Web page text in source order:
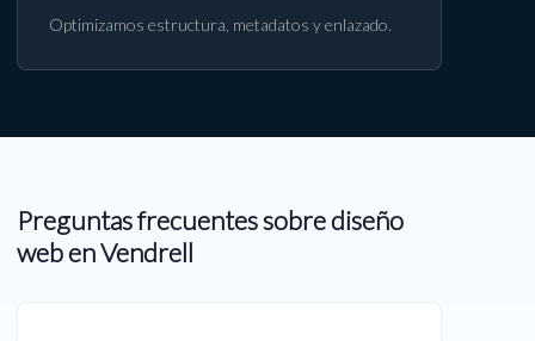
Optimizamos estructura, metadatos y enlazado.
Preguntas frecuentes sobre diseño
web en Vendrell